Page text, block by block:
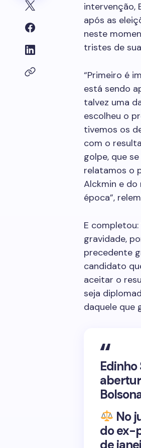
intervenção,
após as
neste
tristes de
“Primeiro é
está sendo
talvez uma
escolheu o
tivemos os
com o
golpe, que
relatamos o
Alckmin e do
época”,
E
gravidade,
precedente
candidato
aceitar o
seja
daquele que
Edinho
No
do ex-
de